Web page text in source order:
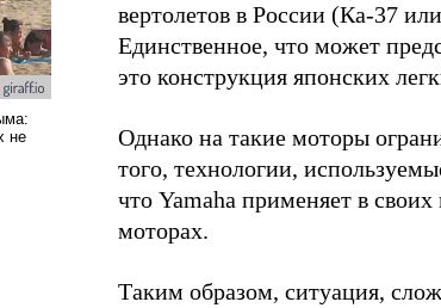
вертолетов в России (Ка-37
Единственное, что может
это конструкция японских
Однако на такие моторы
того, технологии,
что Yamaha применяет в
моторах.
Таким образом, ситуация,